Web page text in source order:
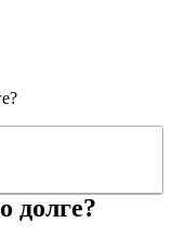
долге?